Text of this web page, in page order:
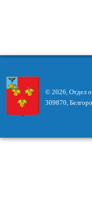
© 2026, Отдел
309870,